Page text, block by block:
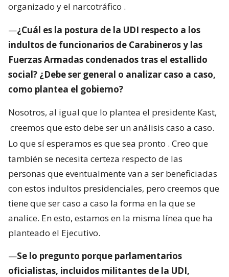
organizado y el narcotráfico .
—¿Cuál es la postura de la UDI respecto a los
indultos de funcionarios de Carabineros y las
Fuerzas Armadas condenados tras el estallido
social? ¿Debe ser general o analizar caso a caso,
como plantea el gobierno?
Nosotros, al igual que lo plantea el presidente Kast,
creemos que esto debe ser un análisis caso a caso.
Lo que sí esperamos es que sea pronto . Creo que
también se necesita certeza respecto de las
personas que eventualmente van a ser beneficiadas
con estos indultos presidenciales, pero creemos que
tiene que ser caso a caso la forma en la que se
analice. En esto, estamos en la misma línea que ha
planteado el Ejecutivo.
—Se lo pregunto porque parlamentarios
oficialistas, incluidos militantes de la UDI,